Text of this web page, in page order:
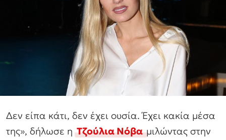
Δεν είπα κάτι, δεν έχει ουσία. Έχει κακία μέσα
της», δήλωσε ηΤζούλια Νόβα μιλώντας στην